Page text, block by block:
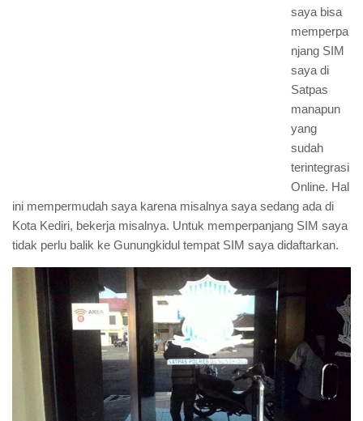
saya bisa
memperpa
njang SIM
saya di
Satpas
manapun
yang
sudah
terintegrasi
Online. Hal
ini mempermudah saya karena misalnya saya sedang ada di
Kota Kediri, bekerja misalnya. Untuk memperpanjang SIM saya
tidak perlu balik ke Gunungkidul tempat SIM saya didaftarkan.